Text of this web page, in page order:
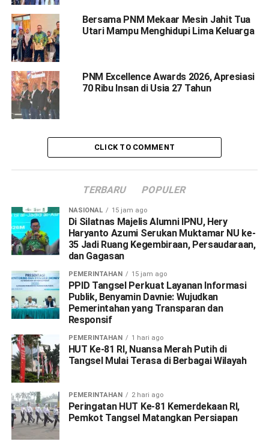
Bersama PNM Mekaar Mesin Jahit Tua
Utari Mampu Menghidupi Lima Keluarga
PNM Excellence Awards 2026, Apresiasi
70 Ribu Insan di Usia 27 Tahun
CLICK TO COMMENT
TERBARU POPULER
NASIONAL 15 jam ago
Di Silatnas Majelis Alumni IPNU, Hery
Haryanto Azumi Serukan Muktamar NU ke-
35 Jadi Ruang Kegembiraan, Persaudaraan,
dan Gagasan
PEMERINTAHAN 15 jam ago
PPID Tangsel Perkuat Layanan Informasi
Publik, Benyamin Davnie: Wujudkan
Pemerintahan yang Transparan dan
Responsif
PEMERINTAHAN 1 hari ago
HUT Ke-81 RI, Nuansa Merah Putih di
Tangsel Mulai Terasa di Berbagai Wilayah
PEMERINTAHAN 2 hari ago
Peringatan HUT Ke-81 Kemerdekaan RI,
Pemkot Tangsel Matangkan Persiapan